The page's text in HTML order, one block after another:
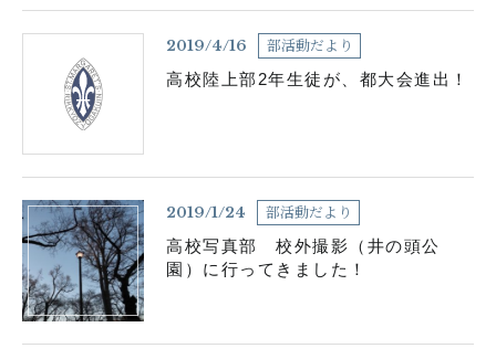
2019/4/16 部活動だより
高校陸上部2年生徒が、都大会進出！
2019/1/24 部活動だより
高校写真部 校外撮影（井の頭公
園）に行ってきました！